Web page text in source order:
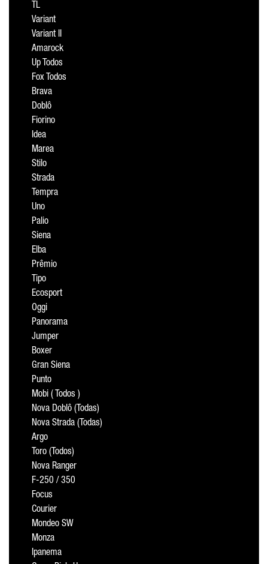
TL
Variant
Variant II
Amarock
Up Todos
Fox Todos
Brava
Doblô
Fiorino
Idea
Marea
Stilo
Strada
Tempra
Uno
Palio
Siena
Elba
Prêmio
Tipo
Ecosport
Oggi
Panorama
Jumper
Boxer
Gran Siena
Punto
Mobi ( Todos )
Nova Doblô (Todas)
Nova Strada (Todas)
Argo
Toro (Todos)
Nova Ranger
F-250 / 350
Focus
Courier
Mondeo SW
Monza
Ipanema